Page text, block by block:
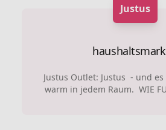
Justus
Justus Outlet: Justus - und
warm in jedem Raum. WIE